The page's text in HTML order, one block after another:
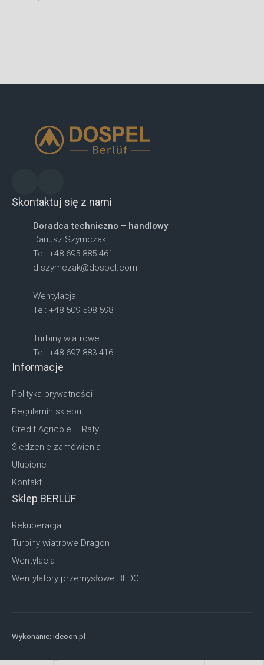
Skontaktuj się z nami
Doradca techniczno – handlowy
Dariusz Szymczak
Tel: +48 695 885 461
d.szymczak@dospel.com
Wentylacja
Tel: +48 509 598 598
Turbiny wiatrowe
Tel: +48 697 883 416
Informacje
Polityka prywatności
Regulamin sklepu
Credit Agricole – Raty
Śledzenie zamówienia
Ulubione
Kontakt
Sklep BERLÜF
Rekuperacja
Turbiny wiatrowe Dragon
Wentylacja
Wentylatory przemysłowe BLDC
Wykonanie: ideoon.pl